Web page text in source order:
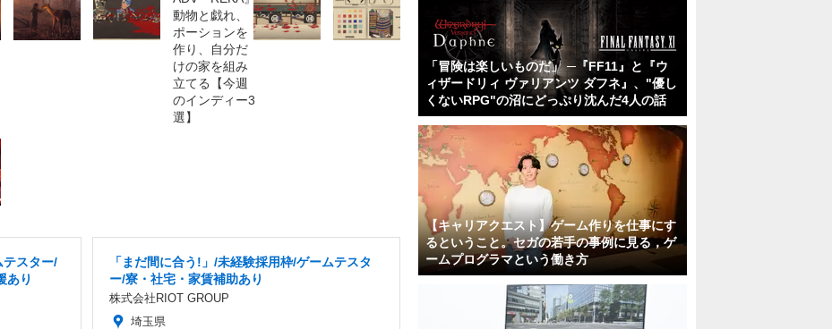
テスター/
あり
「まだ間に合う!」/未経験採用枠/ゲームテスタ
ー/寮・社宅・家賃補助あり
株式会社RIOT GROUP
埼玉県
「冒険は楽しいものだ」 ─『FF11』と『ウ
ィザードリィ ヴァリアンツ ダフネ』、"優し
くないRPG"の沼にどっぷり沈んだ4人の話
【キャリアクエスト】ゲーム作りを仕事にす
るということ。セガの若手の事例に見る，ゲ
ームプログラマという働き方